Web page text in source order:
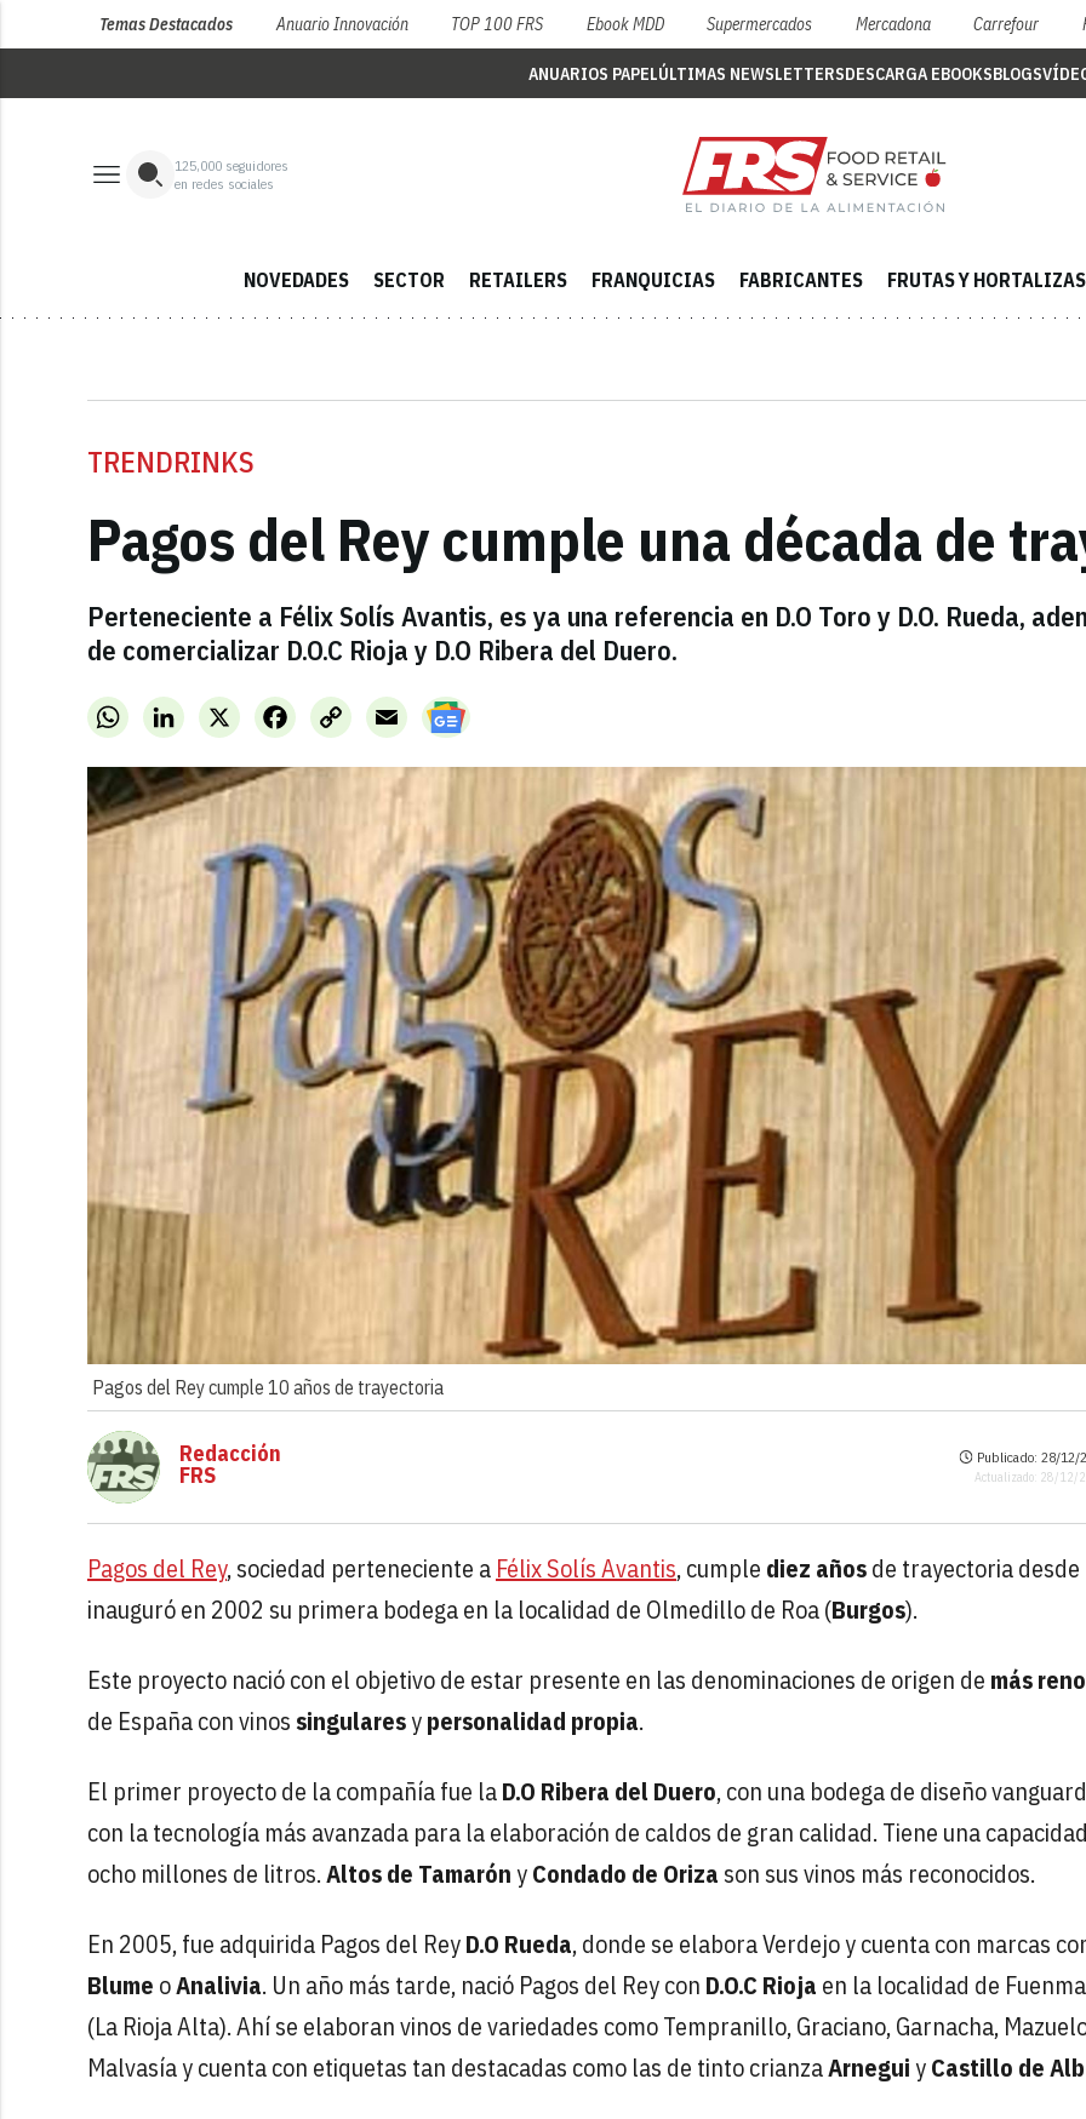
Temas Destacados Anuario Innovación TOP 100 FRS Ebook MDD Supermercados Mercadona Carrefour
ANUARIOS PAPELÚLTIMAS NEWSLETTERSDESCARGA EBOOKSBLOGS
125,000 seguidores
en redes sociales
NOVEDADES SECTOR RETAILERS FRANQUICIAS FABRICANTES FRUTAS Y HORTALIZAS
TRENDRINKS
Pagos del Rey cumple una década de
Perteneciente a Félix Solís Avantis, es ya una referencia en D.O Toro y D.O. Rueda,
de comercializar D.O.C Rioja y D.O Ribera del Duero.
WhatsAppLinkedInX FacebookCopy
Link
Email
Pagos del Rey cumple 10 años de trayectoria
Redacción
FRS
Publicado: 28/12/
Actualizado: 28/12/
Pagos del Rey, sociedad perteneciente a Félix Solís Avantis, cumple diez añosde trayectoria desde
inauguró en 2002 su primera bodega en la localidad de Olmedillo de Roa (Burgos).
Este proyecto nació con el objetivo de estar presente en las denominaciones de origen de más
de España con vinos singularesypersonalidad propia.
El primer proyecto de la compañía fue laD.O Ribera del Duero, con una bodega de diseño
con la tecnología más avanzada para la elaboración de caldos de gran calidad. Tiene una
ocho millones de litros.Altos de TamarónyCondado de Oriza son sus vinos más reconocidos.
En 2005, fue adquirida Pagos del ReyD.O Rueda, donde se elabora Verdejo y cuenta con marcas
Blume oAnalivia. Un año más tarde, nació Pagos del Rey con D.O.C Rioja en la localidad de
(La Rioja Alta). Ahí se elaboran vinos de variedades como Tempranillo, Graciano, Garnacha,
Malvasía y cuenta con etiquetas tan destacadas como las de tinto crianzaArneguiyCastillo de